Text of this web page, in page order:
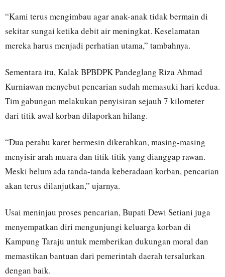
“Kami terus mengimbau agar anak-anak tidak bermain di
sekitar sungai ketika debit air meningkat. Keselamatan
mereka harus menjadi perhatian utama,” tambahnya.
Sementara itu, Kalak BPBDPK Pandeglang Riza Ahmad
Kurniawan menyebut pencarian sudah memasuki hari kedua.
Tim gabungan melakukan penyisiran sejauh 7 kilometer
dari titik awal korban dilaporkan hilang.
“Dua perahu karet bermesin dikerahkan, masing-masing
menyisir arah muara dan titik-titik yang dianggap rawan.
Meski belum ada tanda-tanda keberadaan korban, pencarian
akan terus dilanjutkan,” ujarnya.
Usai meninjau proses pencarian, Bupati Dewi Setiani juga
menyempatkan diri mengunjungi keluarga korban di
Kampung Taraju untuk memberikan dukungan moral dan
memastikan bantuan dari pemerintah daerah tersalurkan
dengan baik.